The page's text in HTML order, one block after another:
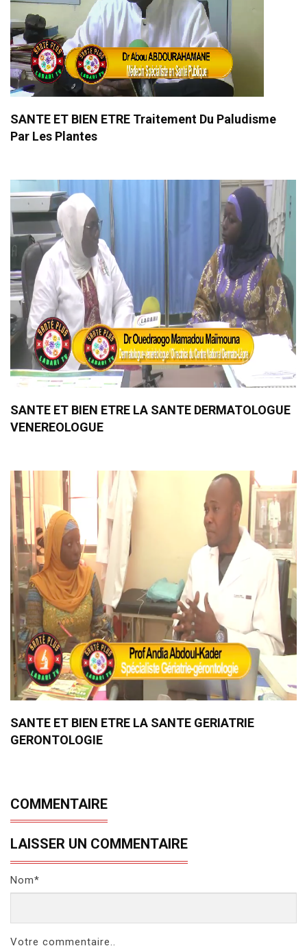
SANTE ET BIEN ETRE Traitement Du Paludisme
Par Les Plantes
SANTE ET BIEN ETRE LA SANTE DERMATOLOGUE
VENEREOLOGUE
SANTE ET BIEN ETRE LA SANTE GERIATRIE
GERONTOLOGIE
COMMENTAIRE
LAISSER UN COMMENTAIRE
Nom*
Votre commentaire..